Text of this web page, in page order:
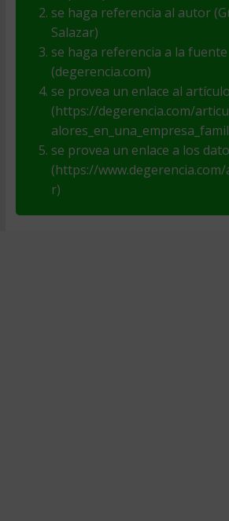
se haga referencia al autor
Salazar)
se haga referencia a la fuente
(degerencia.com)
se provea un enlace al
(https://degerencia.com/
se provea un enlace a los
(https://
r)